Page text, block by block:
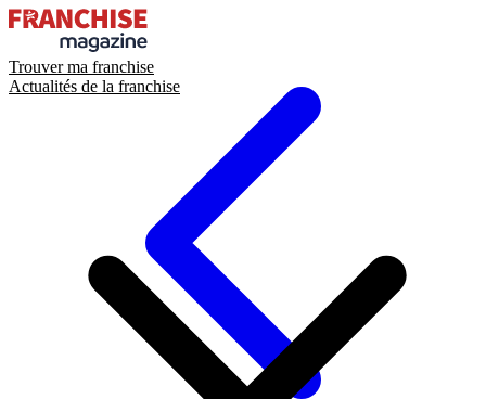
Trouver ma franchise
Actualités de la franchise